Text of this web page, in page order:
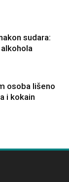
sudara:
osoba lišeno
i kokain